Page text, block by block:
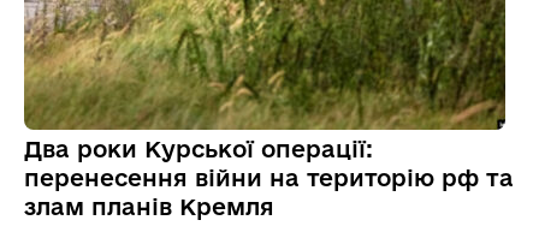
Два роки Курської операції:
перенесення війни на територію рф та
злам планів Кремля